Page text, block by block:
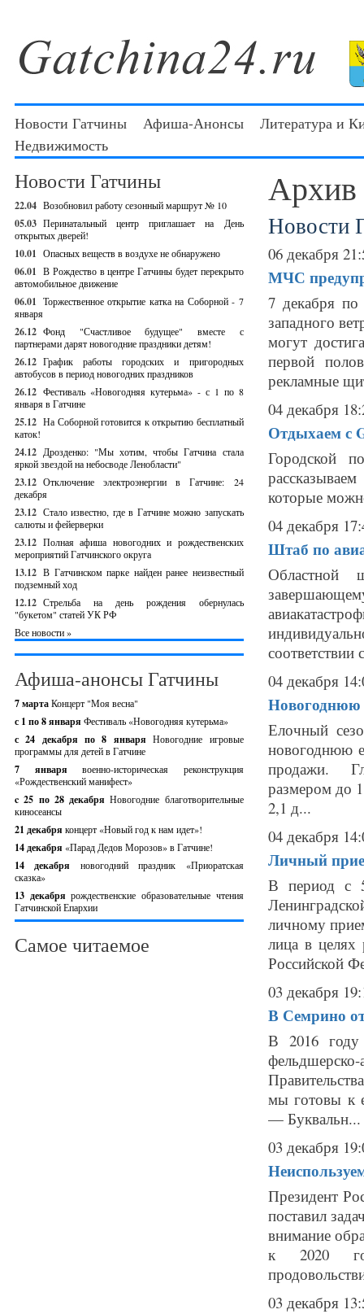
Новости Гатчины Афиша-Анонсы
Литература и
Недвижимость
Новости Гатчины
22.04 Возобновил работу сезонный маршрут № 10
05.03 Перинатальный центр приглашает на День
открытых дверей!
10.01 Опасных веществ в воздухе не обнаружено
06.01 В Рождество в центре Гатчины будет перекрыто
автомобильное движение
06.01 Торжественное открытие катка на Соборной - 7
января
26.12 Фонд "Счастливое будущее" вместе с
партнерами дарят новогодние праздники детям!
26.12 График работы городских и пригородных
автобусов в период новогодних праздников
26.12 Фестиваль «Новогодняя кутерьма» - с 1 по 8
января в Гатчине
25.12 На Соборной готовится к открытию бесплатный
каток!
24.12 Дрозденко: "Мы хотим, чтобы Гатчина стала
яркой звездой на небосводе Ленобласти"
23.12 Отключение электроэнергии в Гатчине: 24
декабря
23.12 Стало известно, где в Гатчине можно запускать
салюты и фейерверки
23.12 Полная афиша новогодних и рождественских
мероприятий Гатчинского округа
13.12 В Гатчинском парке найден ранее неизвестный
подземный ход
12.12 Стрельба на день рождения обернулась
"букетом" статей УК РФ
Все новости »
Афиша-анонсы Гатчины
7 мартаКонцерт "Моя весна"
с 1 по 8 января Фестиваль «Новогодняя кутерьма»
с 24 декабря по 8 январяНовогодние игровые
программы для детей в Гатчине
7 январявоенно-историческая реконструкция
«Рождественский манифест»
c 25 по 28 декабряНовогодние благотворительные
киносеансы
21 декабря концерт «Новый год к нам идет»!
14 декабря «Парад Дедов Морозов» в Гатчине!
14 декабря новогодний праздник «Приоратская
сказка»
13 декабрярождественские образовательные чтения
Гатчинской Епархии
Самое читаемое
Архив
Новости
06 декабря
МЧС
7 декабря по
западного
могут
первой
рекламные
04 декабря
Отдыхаем с
Городской
которые
04 декабря
Штаб по
Областной
04 декабря
Новогоднюю
Елочный
новогоднюю
продажи.
размером до
2,1 д...
04 декабря
Личный
В период с
личному
лица в целях
Российской
03 декабря
В Семрино
В 2016 году
мы готовы к
— Буквальн...
03 декабря
Президент
поставил
внимание
к 2020
03 декабря